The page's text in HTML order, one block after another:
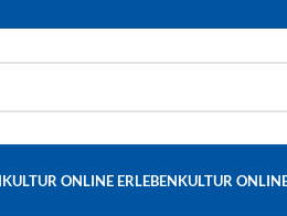
KULTUR ONLINE ERLEBENKULTUR